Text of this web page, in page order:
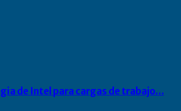
de Intel para cargas de trabajo…